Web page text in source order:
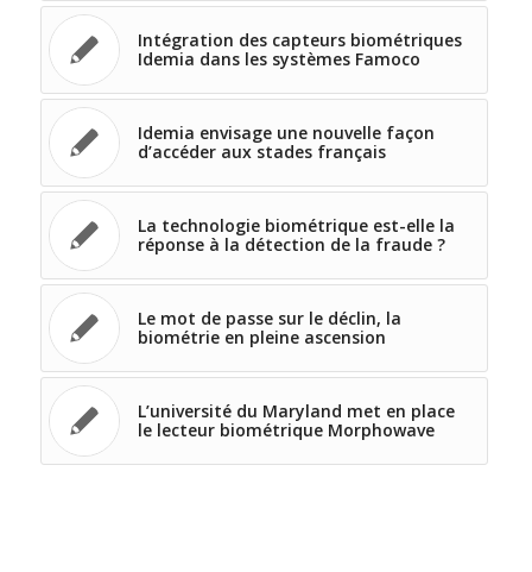
Intégration des capteurs biométriques
Idemia dans les systèmes Famoco
Idemia envisage une nouvelle façon
d’accéder aux stades français
La technologie biométrique est-elle la
réponse à la détection de la fraude ?
Le mot de passe sur le déclin, la
biométrie en pleine ascension
L’université du Maryland met en place
le lecteur biométrique Morphowave